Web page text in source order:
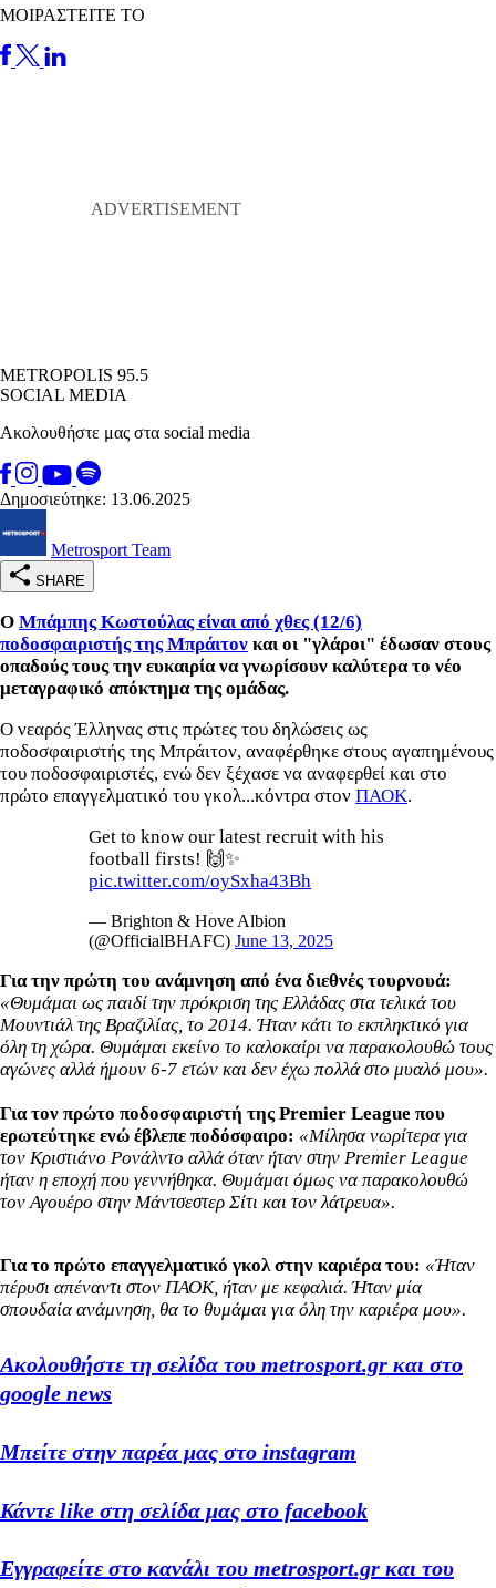
ΜΟΙΡΑΣΤΕΙΤΕ ΤΟ
METROPOLIS 95.5
SOCIAL MEDIA
Ακολουθήστε μας στα social media
Δημοσιεύτηκε: 13.06.2025
Metrosport Team
SHARE
Ο Μπάμπης Κωστούλας είναι από χθες (12/6)
ποδοσφαιριστής της Μπράιτον και οι "γλάροι" έδωσαν στους
οπαδούς τους την ευκαιρία να γνωρίσουν καλύτερα το νέο
μεταγραφικό απόκτημα της ομάδας.
Ο νεαρός Έλληνας στις πρώτες του δηλώσεις ως
ποδοσφαιριστής της Μπράιτον, αναφέρθηκε στους αγαπημένους
του ποδοσφαιριστές, ενώ δεν ξέχασε να αναφερθεί και στο
πρώτο επαγγελματικό του γκολ...κόντρα στον ΠΑΟΚ.
Get to know our latest recruit with his
football firsts! 🙌✨
pic.twitter.com/oySxha43Bh
— Brighton & Hove Albion
(@OfficialBHAFC) June 13, 2025
Για την πρώτη του ανάμνηση από ένα διεθνές τουρνουά:
«Θυμάμαι ως παιδί την πρόκριση της Ελλάδας στα τελικά του
Μουντιάλ της Βραζιλίας, το 2014. Ήταν κάτι το εκπληκτικό για
όλη τη χώρα. Θυμάμαι εκείνο το καλοκαίρι να παρακολουθώ τους
αγώνες αλλά ήμουν 6-7 ετών και δεν έχω πολλά στο μυαλό μου».
Για τον πρώτο ποδοσφαιριστή της Premier League που
ερωτεύτηκε ενώ έβλεπε ποδόσφαιρο: «Μίλησα νωρίτερα για
τον Κριστιάνο Ρονάλντο αλλά όταν ήταν στην Premier League
ήταν η εποχή που γεννήθηκα. Θυμάμαι όμως να παρακολουθώ
τον Αγουέρο στην Μάντσεστερ Σίτι και τον λάτρευα».
Για το πρώτο επαγγελματικό γκολ στην καριέρα του: «Ήταν
πέρυσι απέναντι στον ΠΑΟΚ, ήταν με κεφαλιά. Ήταν μία
σπουδαία ανάμνηση, θα το θυμάμαι για όλη την καριέρα μου».
Ακολουθήστε τη σελίδα του metrosport.gr και στο
google news
Μπείτε στην παρέα μας στο instagram
Κάντε like στη σελίδα μας στο facebook
Εγγραφείτε στο κανάλι του metrosport.gr και του